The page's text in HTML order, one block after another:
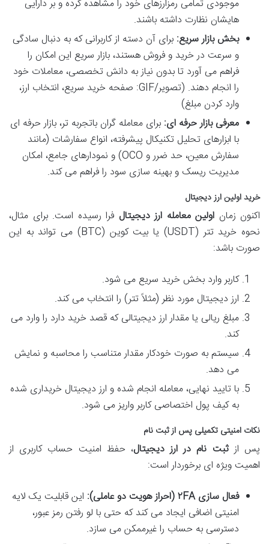
موجودی تمامی رمزارزهای خود را مشاهده کرده و بر دارایی
هایشان نظارت داشته باشند.
بخش بازار سریع: برای آن دسته از کاربرانی که به دنبال سادگی
و سرعت در خرید و فروش هستند، بازار سریع این امکان را
فراهم می آورد تا بدون نیاز به دانش تخصصی، معاملات خود
را انجام دهند. (تصویر/GIF: صفحه خرید سریع، انتخاب ارز،
وارد کردن مبلغ)
معرفی بازار حرفه ای: برای معامله گران باتجربه تر، بازار حرفه ای
با ابزارهای تحلیل تکنیکال پیشرفته، انواع سفارشات (مانند
سفارش معین، حد ضرر و OCO) و نمودارهای جامع، امکان
مدیریت ریسک و بهینه سازی سود را فراهم می کند.
خرید اولین ارز دیجیتال
اکنون زمان اولین معامله ارز دیجیتال فرا رسیده است. برای مثال،
نحوه خرید تتر (USDT) یا بیت کوین (BTC) می تواند به این
صورت باشد:
کاربر وارد بخش خرید سریع می شود.
ارز دیجیتال مورد نظر (مثلاً تتر) را انتخاب می کند.
مبلغ ریالی یا مقدار ارز دیجیتالی که قصد خرید دارد را وارد می
کند.
سیستم به صورت خودکار مقدار متناسب را محاسبه و نمایش
می دهد.
با تایید نهایی، معامله انجام شده و ارز دیجیتال خریداری شده
به کیف پول اختصاصی کاربر واریز می شود.
نکات امنیتی تکمیلی پس از ثبت نام
پس ازثبت نام در ارز دیجیتال، حفظ امنیت حساب کاربری از
اهمیت ویژه ای برخوردار است:
فعال سازی ۲FA (احراز هویت دو عاملی):
این قابلیت یک لایه
امنیتی اضافی ایجاد می کند که حتی با لو رفتن رمز عبور،
دسترسی به حساب را غیرممکن می سازد.